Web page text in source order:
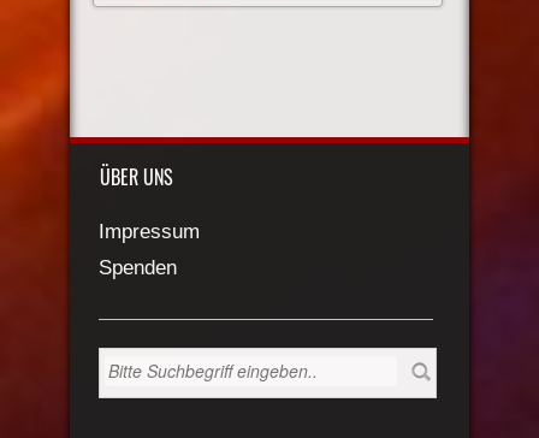
ÜBER UNS
Impressum
Spenden